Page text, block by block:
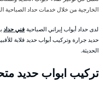
الخارجية من خلال خدمات حداد الصباحية
لدى حداد أبواب إيراني الصباحيةفني حداد
حديد جرارة وتركيب أبواب حديد قلابة
الحديثة.
تركيب ابواب حديد